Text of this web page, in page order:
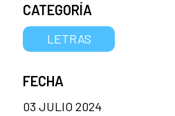
CATEGORÍA
LETRAS
FECHA
03 JULIO 2024